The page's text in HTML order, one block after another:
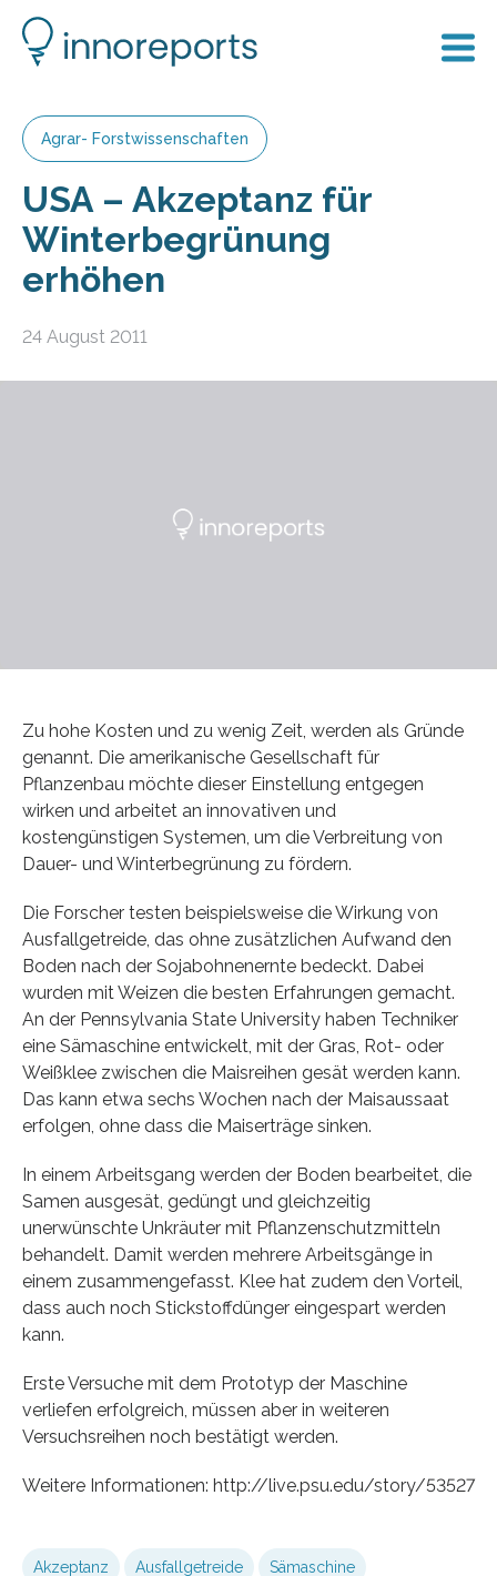
Agrar- Forstwissenschaften
USA – Akzeptanz für
Winterbegrünung
erhöhen
24 August 2011
Zu hohe Kosten und zu wenig Zeit, werden als Gründe
genannt. Die amerikanische Gesellschaft für
Pflanzenbau möchte dieser Einstellung entgegen
wirken und arbeitet an innovativen und
kostengünstigen Systemen, um die Verbreitung von
Dauer- und Winterbegrünung zu fördern.
Die Forscher testen beispielsweise die Wirkung von
Ausfallgetreide, das ohne zusätzlichen Aufwand den
Boden nach der Sojabohnenernte bedeckt. Dabei
wurden mit Weizen die besten Erfahrungen gemacht.
An der Pennsylvania State University haben Techniker
eine Sämaschine entwickelt, mit der Gras, Rot- oder
Weißklee zwischen die Maisreihen gesät werden kann.
Das kann etwa sechs Wochen nach der Maisaussaat
erfolgen, ohne dass die Maiserträge sinken.
In einem Arbeitsgang werden der Boden bearbeitet, die
Samen ausgesät, gedüngt und gleichzeitig
unerwünschte Unkräuter mit Pflanzenschutzmitteln
behandelt. Damit werden mehrere Arbeitsgänge in
einem zusammengefasst. Klee hat zudem den Vorteil,
dass auch noch Stickstoffdünger eingespart werden
kann.
Erste Versuche mit dem Prototyp der Maschine
verliefen erfolgreich, müssen aber in weiteren
Versuchsreihen noch bestätigt werden.
Weitere Informationen: http://live.psu.edu/story/53527
Akzeptanz Ausfallgetreide Sämaschine